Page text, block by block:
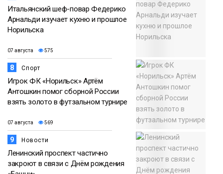
Итальянский шеф-повар Федерико
Арнальди изучает кухню и прошлое
Норильска
07 августа 575
8 Спорт
Игрок ФК «Норильск» Артём
Антошкин помог сборной России
взять золото в футзальном турнире
07 августа 569
9 Новости
Ленинский проспект частично
закроют в связи с Днём рождения